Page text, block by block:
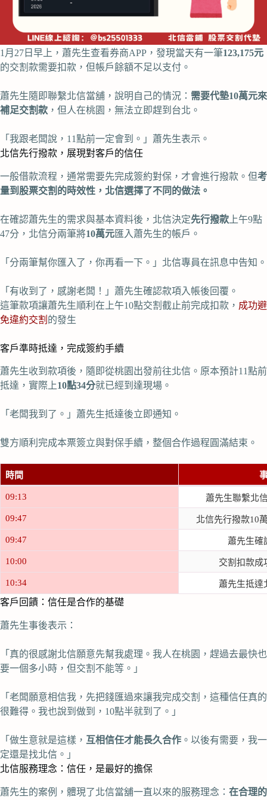
1月27日早上，蕭先生查看券商APP，發現當天有一筆123,175元
的交割款需要扣款，但帳戶餘額不足以支付。
蕭先生隨即聯繫北信當舖，說明自己的情況： 需要代墊10萬元來
補足交割款 ，但人在桃園，無法立即趕到台北。
「我跟老闆說，11點前一定會到。」蕭先生表示。
北信先行撥款，展現對客戶的信任
一般借款流程，通常需要先完成簽約對保，才會進行撥款。但考
量到股票交割的時效性，北信選擇了不同的做法。
在確認蕭先生的需求與基本資料後，北信決定先行撥款 上午9點
47分，北信分兩筆將10萬元匯入蕭先生的帳戶。
「分兩筆幫你匯入了，你再看一下。」北信專員在訊息中告知。
「有收到了，感謝老闆！」蕭先生確認款項入帳後回覆。
這筆款項讓蕭先生順利在上午10點交割截止前完成扣款， 成功避
免違約交割 的發生
客戶準時抵達，完成簽約手續
蕭先生收到款項後，隨即從桃園出發前往北信。原本預計11點前
抵達，實際上10點34分就已經到達現場。
「老闆我到了。」蕭先生抵達後立即通知。
雙方順利完成本票簽立與對保手續，整個合作過程圓滿結束。
時間
09:13 蕭先生聯繫北
09:47 北信先行撥款10
09:47 蕭先生確
10:00 交割扣款成
10:34 蕭先生抵達
客戶回饋：信任是合作的基礎
蕭先生事後表示：
「真的很感謝北信願意先幫我處理。我人在桃園，趕過去最快也
要一個多小時，但交割不能等。」
「老闆願意相信我，先把錢匯過來讓我完成交割，這種信任真的
很難得。我也說到做到，10點半就到了。」
「做生意就是這樣， 互相信任才能長久合作 。以後有需要，我一
定還是找北信。」
北信服務理念：信任，是最好的擔保
蕭先生的案例，體現了北信當舖一直以來的服務理念： 在合理的